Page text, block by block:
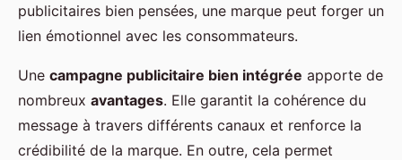
publicitaires bien pensées, une marque peut forger un
lien émotionnel avec les consommateurs.
Une campagne publicitaire bien intégrée apporte de
nombreux avantages. Elle garantit la cohérence du
message à travers différents canaux et renforce la
crédibilité de la marque. En outre, cela permet